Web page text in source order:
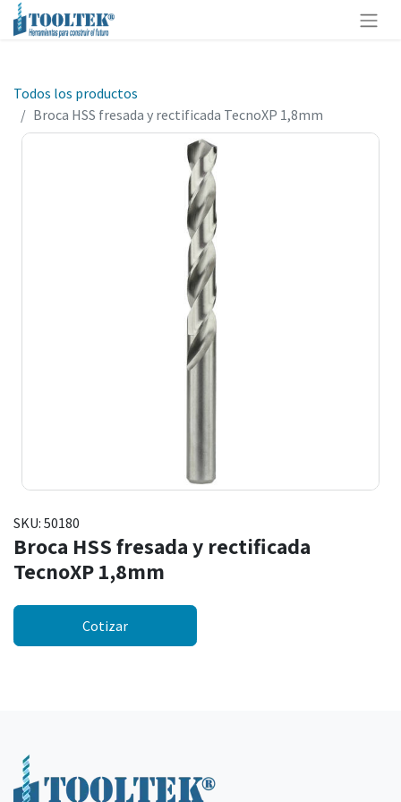
Todos los productos
Broca HSS fresada y rectificada TecnoXP 1,8mm
SKU: 50180
Broca HSS fresada y rectificada
TecnoXP 1,8mm
Cotizar